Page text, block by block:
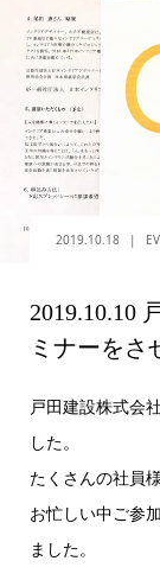
2019.10.18
2019.10.10
ミナーをさ
戸田建設株式会
した。
たくさんの社員
お忙しい中ご参
ました。